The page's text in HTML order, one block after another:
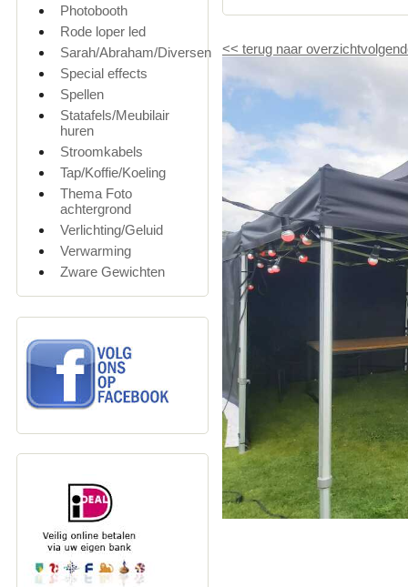
Photobooth
Rode loper led
Sarah/Abraham/Diversen
Special effects
Spellen
Statafels/Meubilair
huren
Stroomkabels
Tap/Koffie/Koeling
Thema Foto
achtergrond
Verlichting/Geluid
Verwarming
Zware Gewichten
<< terug naar overzicht